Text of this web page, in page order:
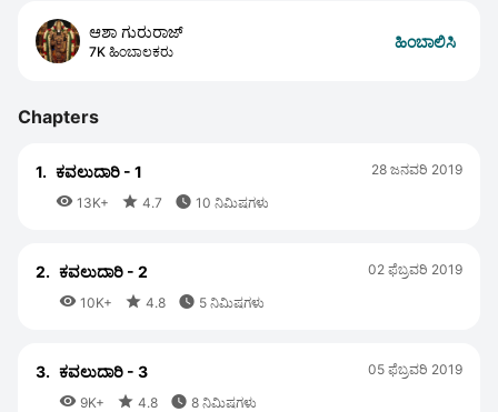
ಆಶಾ ಗುರುರಾಜ್
7K ಹಿಂಬಾಲಕರು
ಹಿಂಬಾಲಿಸಿ
Chapters
1. ಕವಲುದಾರಿ - 1
 13K+  4.7  10 ನಿಮಿಷಗಳು
28 ಜನವರಿ 2019
2. ಕವಲುದಾರಿ - 2
 10K+  4.8  5 ನಿಮಿಷಗಳು
02 ಫೆಬ್ರವರಿ 2019
3. ಕವಲುದಾರಿ - 3
 9K+  4.8  8 ನಿಮಿಷಗಳು
05 ಫೆಬ್ರವರಿ 2019